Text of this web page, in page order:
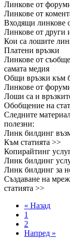
Линкове от
Линкове от
Входящи линкове
Линкове от други
Кои са лошите
Платени връзки
Линкове от
самата медия
Общи връзки към
Линкове от
Лоши са и
Обобщение на
Следните
полезни:
Линк билдинг
Към статията >>
Копирайтинг
Линк билдинг
Линк билдинг за
Създаване на
статията >>
« Назад
1
2
Напред »